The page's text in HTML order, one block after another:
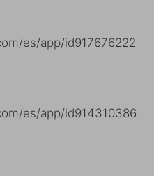
es/app/id917676222
es/app/id914310386